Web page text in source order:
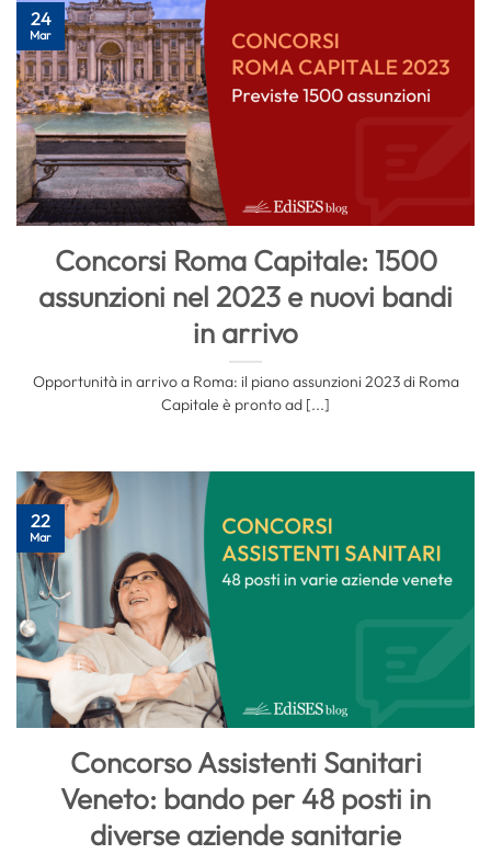
Concorsi Roma Capitale: 1500
assunzioni nel 2023 e nuovi bandi
in arrivo
Opportunità in arrivo a Roma: il piano assunzioni 2023 di Roma
Capitale è pronto ad [...]
24
Mar
Concorso Assistenti Sanitari
Veneto: bando per 48 posti in
diverse aziende sanitarie
22
Mar